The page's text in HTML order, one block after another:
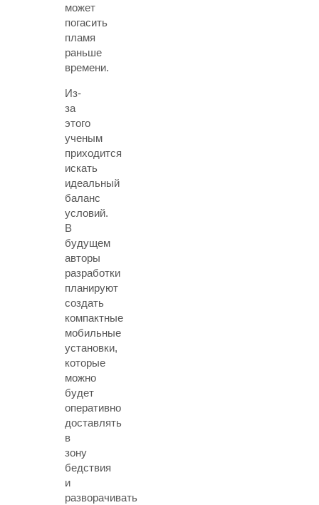
может
погасить
пламя
раньше
времени.
Из-
за
этого
ученым
приходится
искать
идеальный
баланс
условий.
В
будущем
авторы
разработки
планируют
создать
компактные
мобильные
установки,
которые
можно
будет
оперативно
доставлять
в
зону
бедствия
и
разворачивать